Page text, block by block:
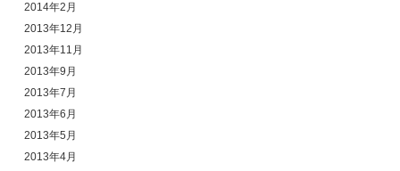
2014年2月
2013年12月
2013年11月
2013年9月
2013年7月
2013年6月
2013年5月
2013年4月